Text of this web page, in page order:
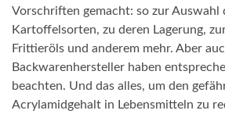
Vorschriften gemacht: so zur Auswahl
Kartoffelsorten, zu deren Lagerung,
Frittieröls und anderem mehr. Aber
Backwarenhersteller haben
beachten. Und das alles, um den
Acrylamidgehalt in Lebensmitteln zu